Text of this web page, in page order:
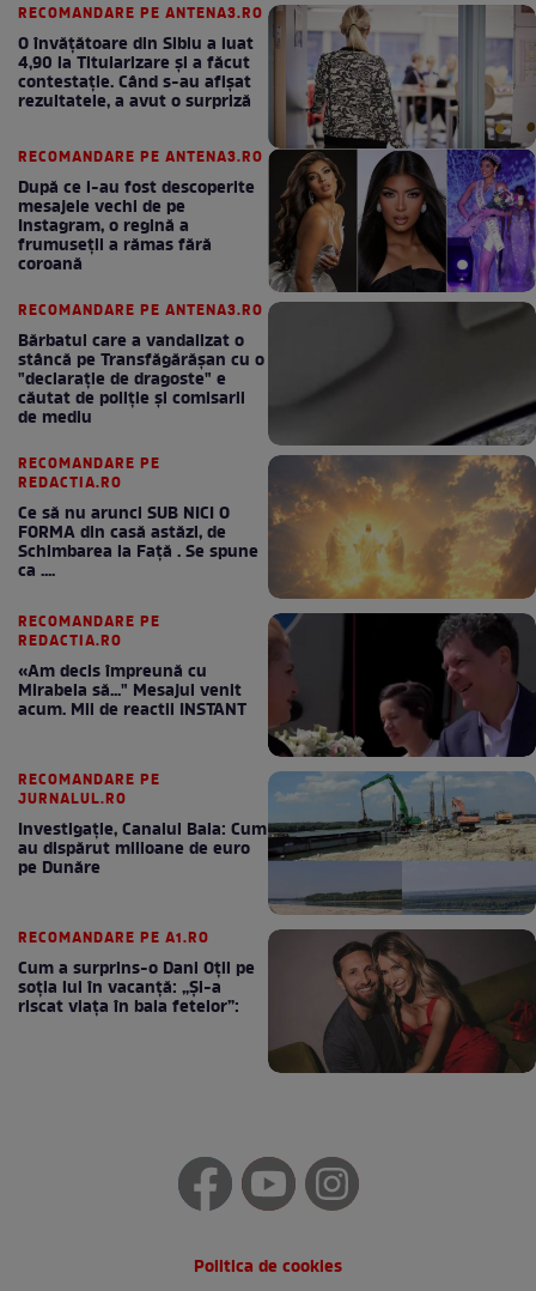
RECOMANDARE PE ANTENA3.RO
O învățătoare din Sibiu a luat
4,90 la Titularizare și a făcut
contestație. Când s-au afișat
rezultatele, a avut o surpriză
RECOMANDARE PE ANTENA3.RO
După ce i-au fost descoperite
mesajele vechi de pe
Instagram, o regină a
frumuseții a rămas fără
coroană
RECOMANDARE PE ANTENA3.RO
Bărbatul care a vandalizat o
stâncă pe Transfăgărășan cu o
"declaraţie de dragoste" e
căutat de poliție și comisarii
de mediu
RECOMANDARE PE
REDACTIA.RO
Ce să nu arunci SUB NICI O
FORMA din casă astăzi, de
Schimbarea la Față . Se spune
ca ....
RECOMANDARE PE
REDACTIA.RO
«Am decis împreună cu
Mirabela să..." Mesajul venit
acum. Mii de reactii INSTANT
RECOMANDARE PE
JURNALUL.RO
Investigație, Canalul Bala: Cum
au dispărut milioane de euro
pe Dunăre
RECOMANDARE PE A1.RO
Cum a surprins-o Dani Oțil pe
soția lui în vacanță: „Și-a
riscat viața în baia fetelor”:
Politica de cookies